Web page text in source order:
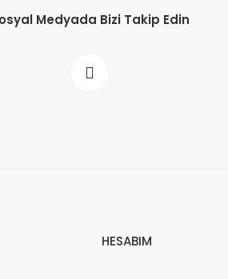
Medyada Bizi Takip Edin
HESABIM